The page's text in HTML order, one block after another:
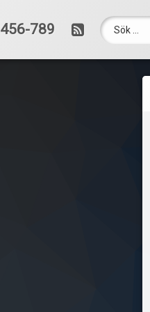
789 RSSSök efter: